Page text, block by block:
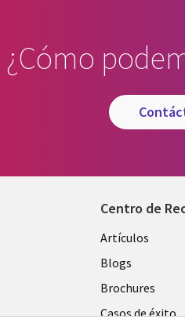
¿Cómo
Centro de
Library
Links
SPAIN
Artículos
Blogs
Brochures
Casos de éxito